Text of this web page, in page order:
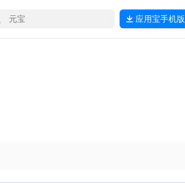
应用宝手机版